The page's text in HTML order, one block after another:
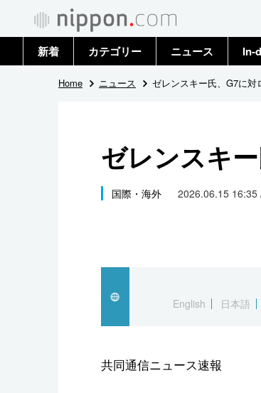
新着 カテゴリー
政治・外交
国際
科学・技術
暮らし
ニュース
トップ
In-
Home ニュース ゼレンスキー氏、G7に対
ゼレンスキ
国際・海外 2026.06.15 16:35
English
日本語
共同通信ニュース速報